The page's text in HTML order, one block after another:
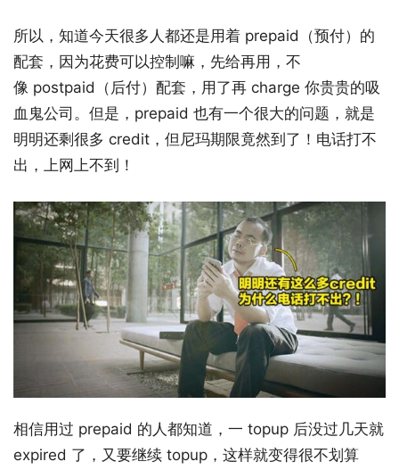
所以，知道今天很多人都还是用着 prepaid（预付）的
配套，因为花费可以控制嘛，先给再用，不
像 postpaid（后付）配套，用了再 charge 你贵贵的吸
血鬼公司。但是，prepaid 也有一个很大的问题，就是
明明还剩很多 credit，但尼玛期限竟然到了！电话打不
出，上网上不到！
相信用过 prepaid 的人都知道，一 topup 后没过几天就
expired 了，又要继续 topup，这样就变得很不划算